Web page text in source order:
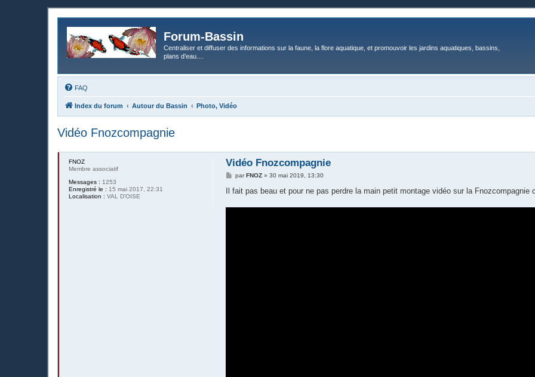
Forum-Bassin
Centraliser et diffuser des informations sur la faune, la flore aquatique, et promouvoir les jardins aquatiques, bassins,
plans d’eau....
FAQ
Index du forum Autour du Bassin Photo, Vidéo
Vidéo Fnozcompagnie
FNOZ
Membre associatif
Messages : 1253
Enregistré le : 15 mai 2017, 22:31
Localisation : VAL D'OISE
Vidéo Fnozcompagnie
M
s
parFNOZ »30 mai 2019, 13:30
Il fait pas beau et pour ne pas perdre la main petit montage vidéo sur la Fnozcompagnie